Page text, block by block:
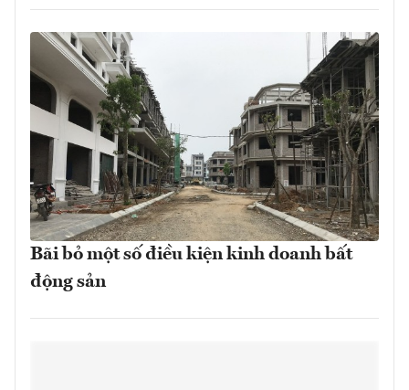
Bãi bỏ một số điều kiện kinh doanh bất
động sản